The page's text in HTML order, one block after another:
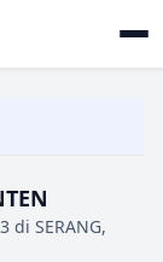
di SERANG,